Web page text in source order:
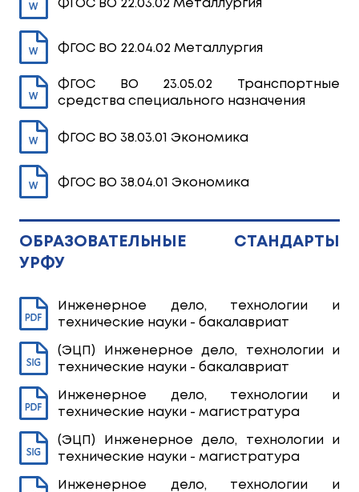
ФГОС ВО 22.03.02 Металлургия
ФГОС ВО 22.04.02 Металлургия
ФГОС ВО 23.05.02 Транспортные
средства специального назначения
ФГОС ВО 38.03.01 Экономика
ФГОС ВО 38.04.01 Экономика
ОБРАЗОВАТЕЛЬНЫЕ СТАНДАРТЫ
УРФУ
Инженерное дело, технологии и
технические науки - бакалавриат
(ЭЦП) Инженерное дело, технологии и
технические науки - бакалавриат
Инженерное дело, технологии и
технические науки - магистратура
(ЭЦП) Инженерное дело, технологии и
технические науки - магистратура
Инженерное дело, технологии и